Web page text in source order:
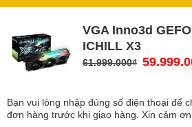
VGA Inno3d
ICHILL X3
61.999.000₫ Giá
Bạn vui lòng nhập đúng số điện thoại để
đơn hàng trước khi giao hàng. Xin cảm